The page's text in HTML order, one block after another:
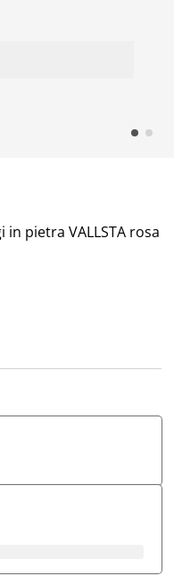
pietra VALLSTA rosa